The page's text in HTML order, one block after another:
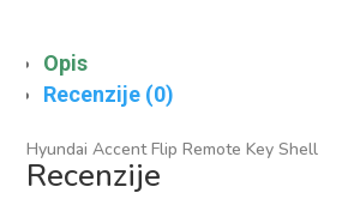
Opis
Recenzije (0)
Hyundai Accent Flip Remote Key Shell
Recenzije